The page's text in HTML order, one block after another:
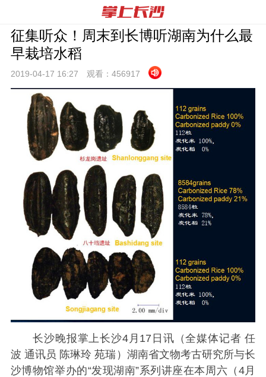
征集听众！周末到长博听湖南为什么最
早栽培水稻
2019-04-17 16:27 观看： 456917
长沙晚报掌上长沙4月17日讯（全媒体记者 任
波 通讯员 陈琳玲 苑瑞）湖南省文物考古研究所与长
沙博物馆举办的“发现湖南”系列讲座在本周六（4月